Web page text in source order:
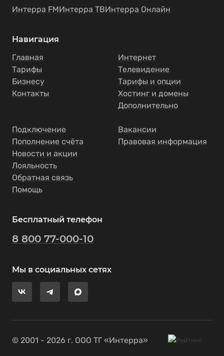
Интерра FMИнтерра ТВИнтерра Онлайн
Навигация
Главная
Тарифы
Бизнесу
Контакты
Интернет
Телевидение
Тарифы и опции
Хостинг и домены
Дополнительно
Подключение
Пополнение счёта
Новости и акции
Лояльность
Обратная связь
Помощь
Вакансии
Правовая информация
Бесплатный телефон
8 800 77-000-10
Мы в социальных сетях
© 2001 - 2026 г. ООО ТГ «Интерра»